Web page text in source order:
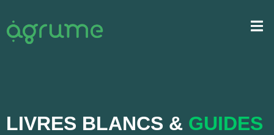
LIVRES BLANCS & GUIDES